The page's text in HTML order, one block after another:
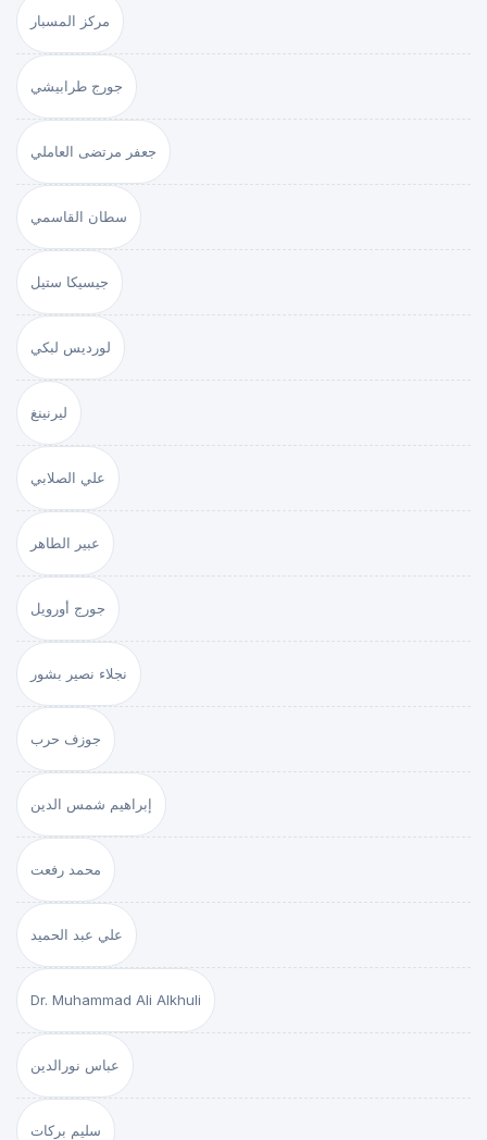
مركز المسبار
جورج طرابيشي
جعفر مرتضى العاملي
سطان القاسمي
جيسيكا ستيل
لورديس لبكي
ليرنينغ
علي الصلابي
عبير الطاهر
جورج أورويل
نجلاء نصير بشور
جوزف حرب
إبراهيم شمس الدين
محمد رفعت
علي عبد الحميد
Dr. Muhammad Ali Alkhuli
عباس نورالدين
سليم بركات